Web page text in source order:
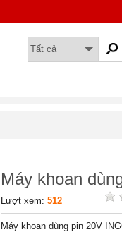
Máy khoan
Lượt xem: 512
Máy khoan dùng pin 20V